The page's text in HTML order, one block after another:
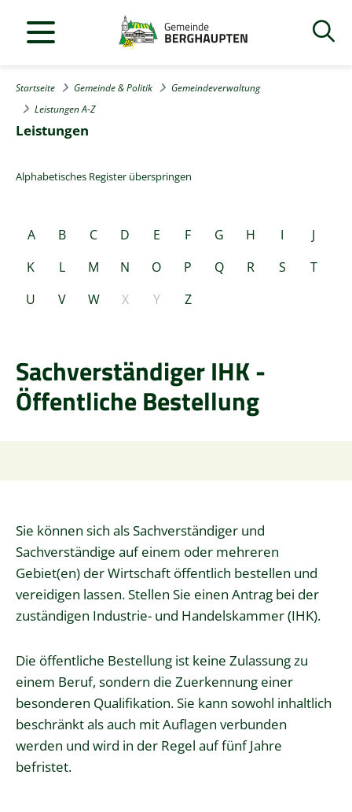
Startseite Gemeinde & Politik
Gemeindeverwaltung
Leistungen A-Z
Leistungen
Alphabetisches Register überspringen
A B C D E F G H I
J
K
L M N O P Q R S
T
U
V W X Y Z
Sachverständiger IHK -
Öffentliche Bestellung
Sie können sich als Sachverständiger und
Sachverständige auf einem oder mehreren
Gebiet(en) der Wirtschaft öffentlich bestellen und
vereidigen lassen. Stellen Sie einen Antrag bei der
zuständigen Industrie- und Handelskammer (IHK).
Die öffentliche Bestellung ist keine Zulassung zu
einem Beruf, sondern die Zuerkennung einer
besonderen Qualifikation. Sie kann sowohl inhaltlich
beschränkt als auch mit Auflagen verbunden
werden und wird in der Regel auf fünf Jahre
befristet.